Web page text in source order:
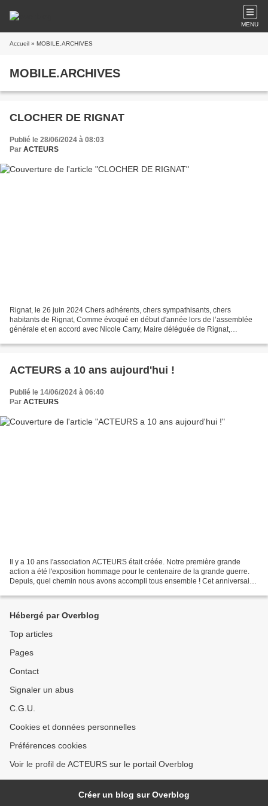
MENU
Accueil » MOBILE.ARCHIVES
MOBILE.ARCHIVES
CLOCHER DE RIGNAT
Publié le 28/06/2024 à 08:03
Par ACTEURS
Rignat, le 26 juin 2024 Chers adhérents, chers sympathisants, chers
habitants de Rignat, Comme évoqué en début d'année lors de l’assemblée
générale et en accord avec Nicole Carry, Maire déléguée de Rignat,
ACTEURS a 10 ans aujourd'hui !
Publié le 14/06/2024 à 06:40
Par ACTEURS
Il y a 10 ans l'association ACTEURS était créée. Notre première grande
action a été l'exposition hommage pour le centenaire de la grande guerre.
Depuis, quel chemin nous avons accompli tous ensemble ! Cet anniversaire
Hébergé par Overblog
Top articles
Pages
Contact
Signaler un abus
C.G.U.
Cookies et données personnelles
Préférences cookies
Voir le profil de ACTEURS sur le portail Overblog
Créer un blog sur Overblog